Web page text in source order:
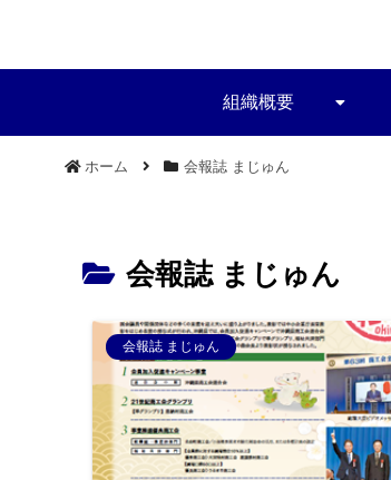
組織概要
ホーム 会報誌 まじゅん
会報誌 まじゅん
会報誌 まじゅん